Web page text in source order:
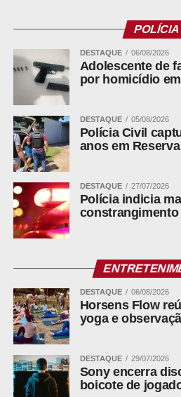
WhatsApp
Facebook
Twitter
Messenger
LinkedIn
Share
POLÍCIA
DESTAQUE 06/08/2026
Adolescente de
por homicídio
DESTAQUE 05/08/2026
Polícia Civil
anos em
DESTAQUE 27/07/2026
Polícia indicia
constrangimento
DESTAQUE 06/08/2026
Horsens Flow
yoga e
DESTAQUE 29/07/2026
Sony encerra
boicote de